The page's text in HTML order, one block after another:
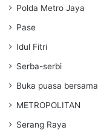
Polda Metro Jaya
Pase
Idul Fitri
Serba-serbi
Buka puasa bersama
METROPOLITAN
Serang Raya